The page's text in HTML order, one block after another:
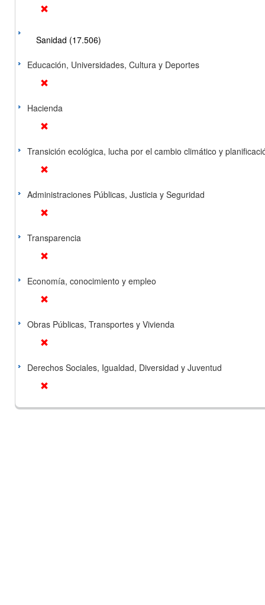
Sanidad (17.506)
Educación, Universidades, Cultura y Deportes
Hacienda
Transición ecológica, lucha por el cambio climático y
Administraciones Públicas, Justicia y Seguridad
Transparencia
Economía, conocimiento y empleo
Obras Públicas, Transportes y Vivienda
Derechos Sociales, Igualdad, Diversidad y Juventud